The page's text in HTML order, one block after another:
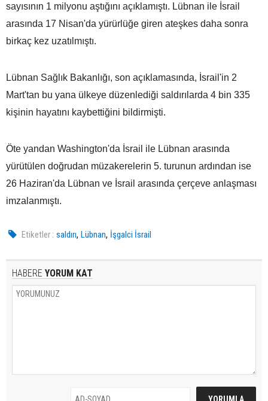
sayısının 1 milyonu aştığını açıklamıştı. Lübnan ile İsrail
arasında 17 Nisan'da yürürlüğe giren ateşkes daha sonra
birkaç kez uzatılmıştı.
Lübnan Sağlık Bakanlığı, son açıklamasında, İsrail'in 2
Mart'tan bu yana ülkeye düzenlediği saldırılarda 4 bin 335
kişinin hayatını kaybettiğini bildirmişti.
Öte yandan Washington'da İsrail ile Lübnan arasında
yürütülen doğrudan müzakerelerin 5. turunun ardından ise
26 Haziran'da Lübnan ve İsrail arasında çerçeve anlaşması
imzalanmıştı.
Etiketler : saldırı,Lübnan, İşgalci İsrail
HABERE YORUM KAT